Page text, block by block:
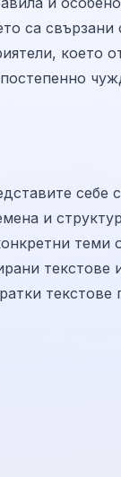
са
което
себе
и
текстове
текстове